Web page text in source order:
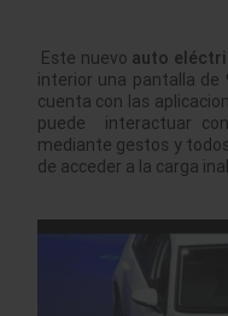
Este nuevo auto
interior una pantalla de
cuenta con las
puede interactuar
mediante gestos y
de acceder a la carga